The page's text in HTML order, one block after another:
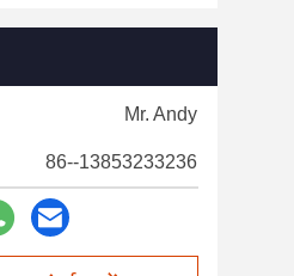
Mr. Andy
86--13853233236